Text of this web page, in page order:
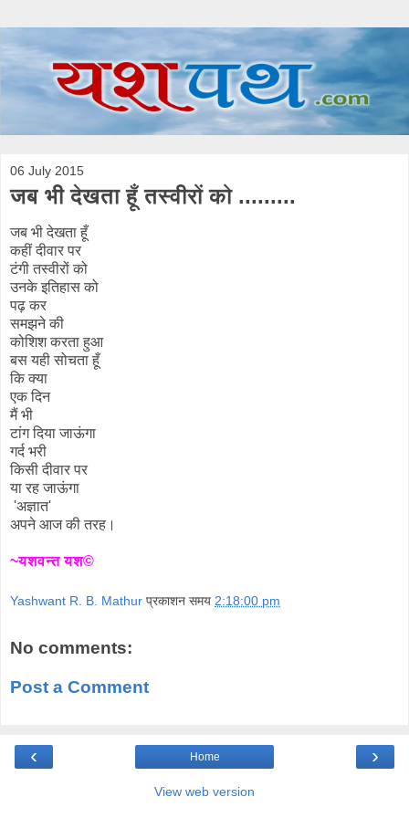
06 July 2015
जब भी देखता हूँ तस्वीरों को .........
जब भी देखता हूँ
कहीं दीवार पर
टंगी तस्वीरों को
उनके इतिहास को
पढ़ कर
समझने की
कोशिश करता हुआ
बस यही सोचता हूँ
कि क्या
एक दिन
मैं भी
टांग दिया जाऊंगा
गर्द भरी
किसी दीवार पर
या रह जाऊंगा
'अज्ञात'
अपने आज की तरह।
~यशवन्त यश©
Yashwant R. B. Mathur प्रकाशन समय 2:18:00 pm
No comments:
Post a Comment
‹ ›
Home
View web version